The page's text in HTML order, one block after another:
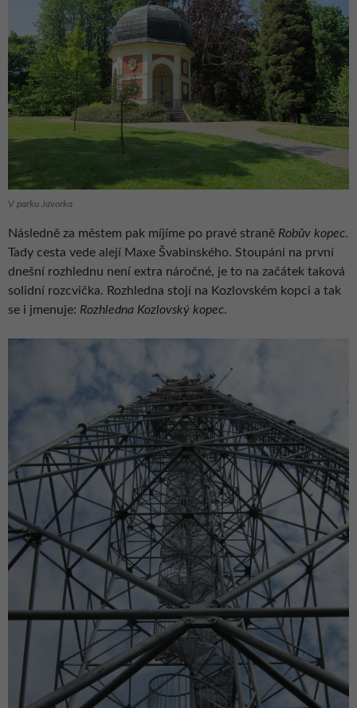
V parku Javorka
Následně za městem pak míjíme po pravé straně Robův kopec.
Tady cesta vede alejí Maxe Švabinského. Stoupání na první
dnešní rozhlednu není extra náročné, je to na začátek taková
solidní rozcvička. Rozhledna stojí na Kozlovském kopci a tak
se i jmenuje: Rozhledna Kozlovský kopec.